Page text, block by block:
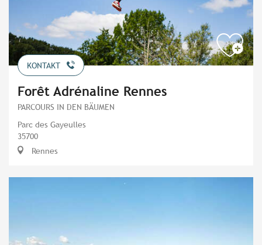
KONTAKT
Forêt Adrénaline Rennes
PARCOURS IN DEN BÄUMEN
Parc des Gayeulles
35700
Rennes